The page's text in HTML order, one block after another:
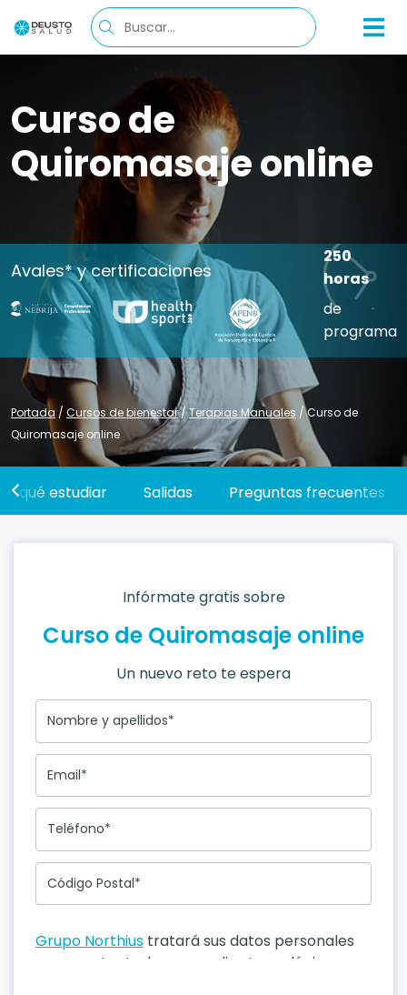
Curso de
Quiromasaje online
Avales* y certificaciones
250
horas
de
programa
Portada / Cursos de bienestar/Terapias Manuales /Curso de
Quiromasaje online
qué estudiar Salidas Preguntas frecuentes
Infórmate gratis sobre
Curso de Quiromasaje online
Un nuevo reto te espera
Nombre y apellidos*
Email*
Teléfono*
Código Postal*
Grupo Northius tratará sus datos personales
para contactarle por medios tecnológicos,